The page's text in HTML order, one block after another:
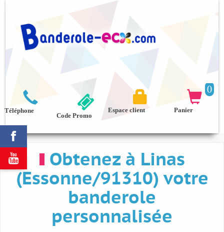



Téléphone
0

Panier

Espace client
Code Promo
Obtenez à Linas
(Essonne/91310) votre
banderole
personnalisée